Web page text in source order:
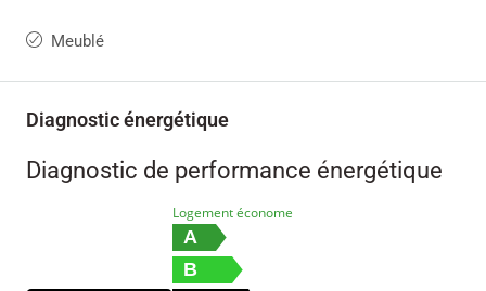
Meublé
Diagnostic énergétique
Diagnostic de performance énergétique
Logement économe
A
B